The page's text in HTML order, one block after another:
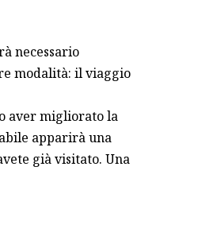
necessario
modalità: il viaggio
aver migliorato la
apparirà una
già visitato. Una